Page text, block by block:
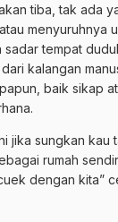
tiba, tak ada
menyuruhnya
sadar tempat
kalangan
baik sikap
jika sungkan kau
rumah
dengan kita”